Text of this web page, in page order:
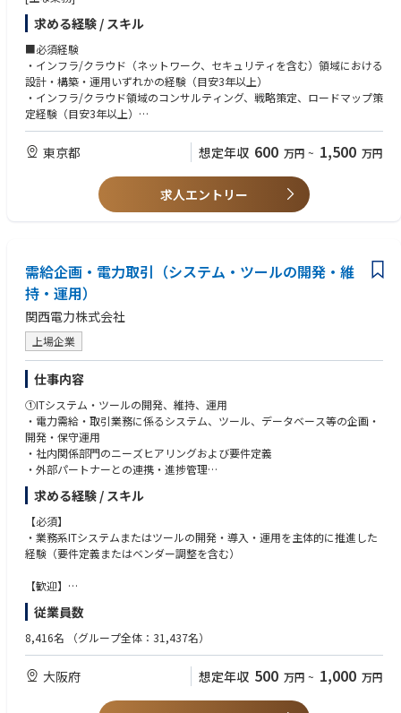
リモートスタンダード適用組織となります。
https://group.ntt/jp/newsrelease/2022/06/24/220624a.html
■勤務地
・自宅（国内限定）
※業務上の必要性により、上長等から出社を命じられる場合有
■勤務地備考
※出社の場合は以下の事業所に出社
・事業所名：ドコモR&Dセンタ
・住所： 神奈川県横須賀市光の丘3-5
・最寄り駅：
京浜急行「YRP野比駅」下車、タクシー利用、
所要時間は約5分、タクシー料金は約1000円です。
JR横須賀線「久里浜」駅下車、タクシー利用、
所要時間は約15分、タクシー料金は約2000円です。
・数年単位で専門性や適性を軸に異動が発生する場合有
※リモートスタンダード組織への異動の場合、原則転居・転勤は無
※オフィスベース組織への異動の場合、転居が必要となる可能性有
（同組織でもリモートワークによる勤務は可）
■出社に伴う費用について
勤務事業所への出社については標準的な出社経路を事前に認定したうえ
で、
その経路を用いた出社に伴い発生する費用を旅費としてお支払いしま
す。
※新幹線、飛行機の利用も旅費規程に基づく範囲内で利用可となる場合
がございます。
詳細は個人ごとに異なるため内定後ご説明いたします。
■その他
・業務命令に基づき出社（出張）が発生する場合がございます。
※最低出社日の指定はありませんが、業務状況に応じて出社が命ぜられ
る頻度が変わる
可能性有
・リモートワーク手当有：
200 円 × 「自宅」でのリモートワーク実施日数 (3H 以上）
■現状の組織の運営形態（参考）
・配属先組織の平均残業時間 ／ 27H/月
・IT インフラ戦略、デジタル基盤構想、クラウド活用方針の策定
・オンプレミスからクラウドへの移行アセスメント、ロードマップ策定
・クラウド、ネットワーク、サーバ、ミドルウェア、セキュリティ、運用
領域の要件定義
・顧客の情シス、DX 推進部門、事業部門、既存ベンダーとの調整・合意
形成
・コスト削減、運用効率化、ガバナンス強化に向けた施策立案
・必要に応じた提案活動、見積もり、アーキテクチャ検討
・IT インフラ戦略策定、デジタル基盤構想策定
・クラウド移行アセスメント、移行ロードマップ策定
・ミッションクリティカルシステムのクラウドネイティブ化支援
求める経験 / スキル
■必須経験
・インフラ/クラウド（ネットワーク、セキュリティを含む）領域における
設計・構築・運用いずれかの経験（目安3年以上）
・インフラ/クラウド領域のコンサルティング、戦略策定、ロードマップ策
定経験（目安3年以上）
・SIer、IT コンサル、事業会社の IT/DX 部門などで、インフラ領域の上流
工程、顧客折衝、PM/PMO を担った経験（目安3年以上）
追加要件として下記の知見・ご経験
・顧客課題を構造化し、関係者と合意形成しながら推進した経験
・オンプレミスまたはクラウドの基礎的な技術理解
■歓迎要件
・AWS、Azure、GCP などのパブリッククラウドの設計・構築・移行経験
・オンプレミスからクラウドへの移行アセスメント、ロードマップ策定経
験
・ミッションクリティカルなシステムを扱った経験（エンジニアの色が強
め）
・金融機関、大手事業会社、公共領域など要求水準の高い顧客向けプロジ
ェクト経験
・顧客向け提案、見積もり、プリセールス経験
・コスト削減、運用効率化、IT ガバナンス、セキュリティ強化に関する支
援経験
・PM、PMO、ベンダーコントロール、複数ステークホルダー調整の経験
・コンサルファームで IT、インフラ、クラウド、DX 案件を経験した方
・SIer でインフラ上流、提案、要件定義、PM/PMO、顧客折衝を担ってき
た方
・事業会社で DX 推進、IT 企画、クラウド移行、IT 基盤改革を推進してき
た方
・顧客の事業・業務課題を理解し、技術を手段として価値提供できる方
・インフラ・クラウドの専門性を、より上流のコンサルティングに広げた
・技術者、事業部門、経営層など立場の異なる関係者と対話できる方
・弊社のカルチャー、Client First、Commitment、Professionalism に共感
東京都 想定年収 600 万円 ~ 1,500 万円
求人エントリー
需給企画・電力取引（システム・ツールの開発・維
持・運用）
関西電力株式会社
上場企業
仕事内容
①ITシステム・ツールの開発、維持、運用
・電力需給・取引業務に係るシステム、ツール、データベース等の企画・
開発・保守運用
・社内関係部門のニーズヒアリングおよび要件定義
・外部パートナーとの連携・進捗管理
・ツールのバージョン管理、ソース管理
・プロジェクト管理（スケジュール・品質・コスト管理）
②電力トレーディング高度化に向けた仕組みづくり
・ETRM（Energy Trading and Risk Management）の活用・高度化
・業務効率化や自動化に向けたデータマネジメント推進
求める経験 / スキル
【必須】
・業務系ITシステムまたはツールの開発・導入・運用を主体的に推進した
経験（要件定義またはベンダー調整を含む）
【歓迎】
・事業会社において、外部パートナーと連携しながらシステム導入・運用
体制を構築した経験
・システム会社において、ニーズヒアリングから要件定義までの上流工程
・データ基盤構築やデータマネジメントの実務経験
・電力、エネルギー、金融等の取引関連システム経験
・システムアーキテクト、データベーススペシャリスト、AWSデータベー
従業員数
8,416名 （グループ全体：31,437名）
大阪府 想定年収 500 万円 ~ 1,000 万円